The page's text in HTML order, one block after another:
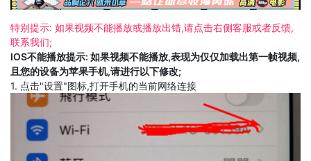
特别提示: 如果视频不能播放或播放出错,请点击右侧客服或者反馈,
联系我们;
IOS不能播放提示: 如果视频不能播放,表现为仅仅加载出第一帧视频,
且您的设备为苹果手机,请进行以下修改;
1. 点击"设置"图标,打开手机的当前网络连接